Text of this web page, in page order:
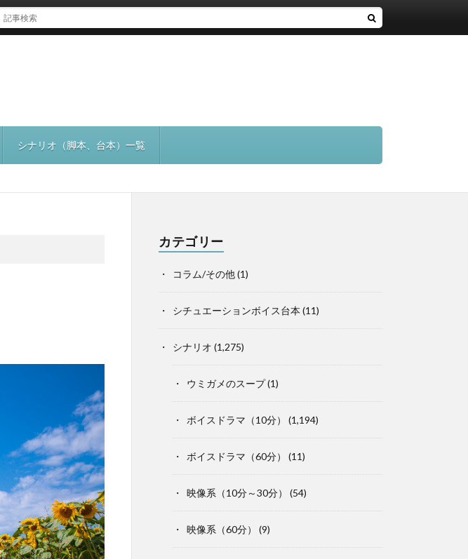
シナリオ（脚本、台本）一覧
カテゴリー
コラム/その他(1)
シチュエーションボイス台本 (11)
シナリオ (1,275)
ウミガメのスープ(1)
ボイスドラマ（10分） (1,194)
ボイスドラマ（60分） (11)
映像系（10分～30分） (54)
映像系（60分） (9)